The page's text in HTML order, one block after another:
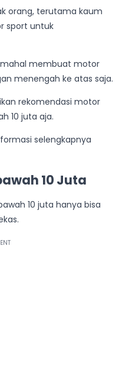
orang, terutama kaum
sport untuk
membuat motor
menengah ke atas saja.
rekomendasi motor
10 juta aja.
selengkapnya
10 Juta
10 juta hanya bisa